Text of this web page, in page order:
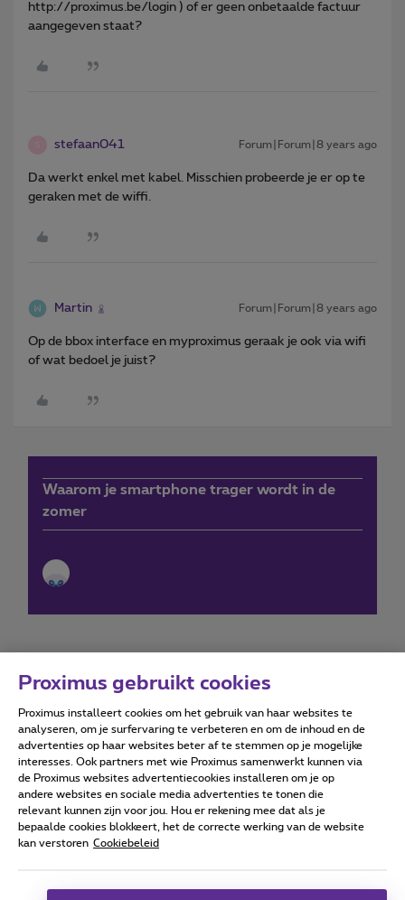
http://proximus.be/login ) of er geen onbetaalde factuur
aangegeven staat?
stefaan041 Forum|Forum|8 years ago
Da werkt enkel met kabel. Misschien probeerde je er op te
geraken met de wiffi.
Martin Forum|Forum|8 years ago
Op de bbox interface en myproximus geraak je ook via wifi
of wat bedoel je juist?
Waarom je smartphone trager wordt in de
zomer
Forumvoorwaarden Accessibility statement
Alle rechten voorbehouden. © Proximus
Algemene voorwaarden, consumenteninfo
Proximus gebruikt cookies
Proximus installeert cookies om het gebruik van haar websites te
analyseren, om je surfervaring te verbeteren en om de inhoud en de
advertenties op haar websites beter af te stemmen op je mogelijke
interesses. Ook partners met wie Proximus samenwerkt kunnen via
de Proximus websites advertentiecookies installeren om je op
andere websites en sociale media advertenties te tonen die
relevant kunnen zijn voor jou. Hou er rekening mee dat als je
bepaalde cookies blokkeert, het de correcte werking van de website
kan verstoren Cookiebeleid